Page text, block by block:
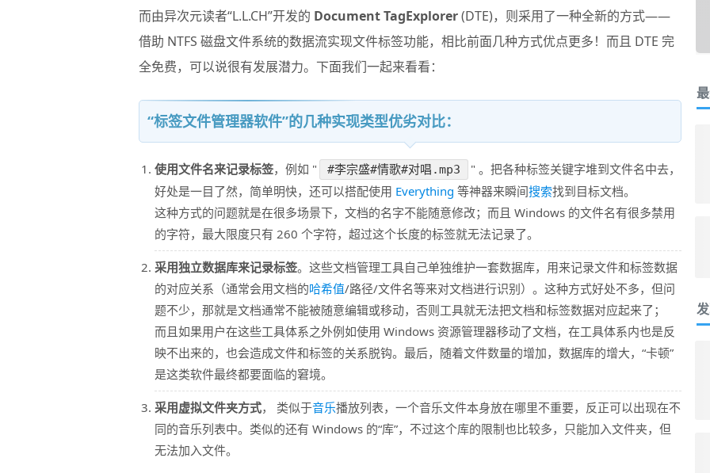
而由异次元读者“L.L.CH”开发的 Document TagExplorer(DTE)，则采用了一种全新的方式——
借助 NTFS 磁盘文件系统的数据流实现文件标签功能，相比前面几种方式优点更多！而且 DTE 完
全免费，可以说很有发展潜力。下面我们一起来看看：
“标签文件管理器软件”的几种实现类型优劣对比：
使用文件名来记录标签，例如 " #李宗盛#情歌#对唱.mp3
" 。把各种标签关键字堆到文件名中去，
好处是一目了然，简单明快，还可以搭配使用 Everything 等神器来瞬间搜索找到目标文档。
这种方式的问题就是在很多场景下，文档的名字不能随意修改；而且 Windows 的文件名有很多禁用
的字符，最大限度只有 260 个字符，超过这个长度的标签就无法记录了。
采用独立数据库来记录标签。这些文档管理工具自己单独维护一套数据库，用来记录文件和标签数据
的对应关系（通常会用文档的哈希值/路径/文件名等来对文档进行识别）。这种方式好处不多，但问
题不少，那就是文档通常不能被随意编辑或移动，否则工具就无法把文档和标签数据对应起来了；
而且如果用户在这些工具体系之外例如使用 Windows 资源管理器移动了文档，在工具体系内也是反
映不出来的，也会造成文件和标签的关系脱钩。最后，随着文件数量的增加，数据库的增大，“卡顿”
是这类软件最终都要面临的窘境。
采用虚拟文件夹方式， 类似于音乐播放列表，一个音乐文件本身放在哪里不重要，反正可以出现在不
同的音乐列表中。类似的还有 Windows 的“库”，不过这个库的限制也比较多，只能加入文件夹，但
无法加入文件。